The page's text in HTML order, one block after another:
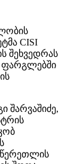
CISI
შეხვედრას
ფარგლებში
შარვაშიძე,
წერეთლის